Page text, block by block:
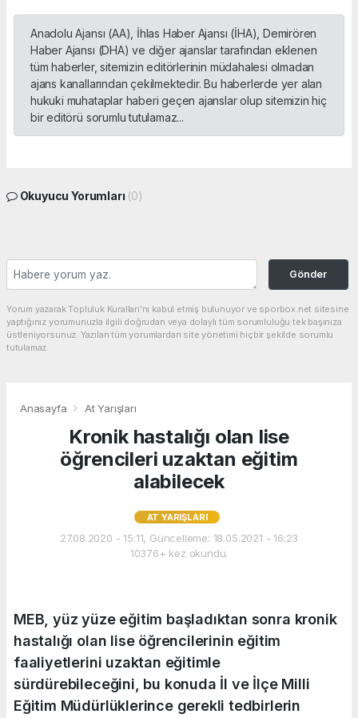
Anadolu Ajansı (AA), İhlas Haber Ajansı (İHA), Demirören
Haber Ajansı (DHA) ve diğer ajanslar tarafından eklenen
tüm haberler, sitemizin editörlerinin müdahalesi olmadan
ajans kanallarından çekilmektedir. Bu haberlerde yer alan
hukuki muhataplar haberi geçen ajanslar olup sitemizin hiç
bir editörü sorumlu tutulamaz...
Okuyucu Yorumları (0)
Gönder
Yorum yazarak Topluluk Kuralları’nı kabul etmiş bulunuyor ve sporbox.net sitesine
yaptığınız yorumunuzla ilgili doğrudan veya dolaylı tüm sorumluluğu tek başınıza
üstleniyorsunuz. Yazılan tüm yorumlardan site yönetimi hiçbir şekilde sorumlu
tutulamaz.
Anasayfa At Yarışları
Kronik hastalığı olan lise
öğrencileri uzaktan eğitim
alabilecek
AT YARIŞLARI
27.08.2020 - 15:11, Güncelleme: 18.05.2021 - 16:23
10376+ kez okundu.
MEB, yüz yüze eğitim başladıktan sonra kronik
hastalığı olan lise öğrencilerinin eğitim
faaliyetlerini uzaktan eğitimle
sürdürebileceğini, bu konuda İl ve İlçe Milli
Eğitim Müdürlüklerince gerekli tedbirlerin